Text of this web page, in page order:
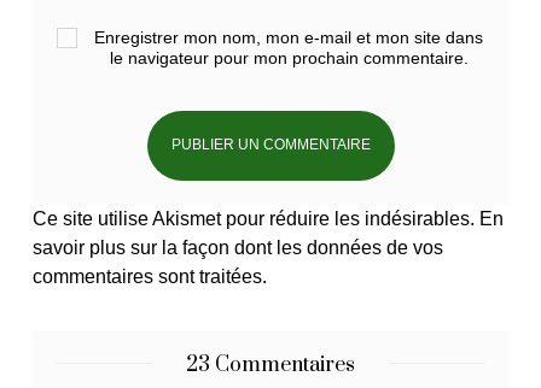
Enregistrer mon nom, mon e-mail et mon site dans
le navigateur pour mon prochain commentaire.
Ce site utilise Akismet pour réduire les indésirables. En
savoir plus sur la façon dont les données de vos
commentaires sont traitées.
23 Commentaires